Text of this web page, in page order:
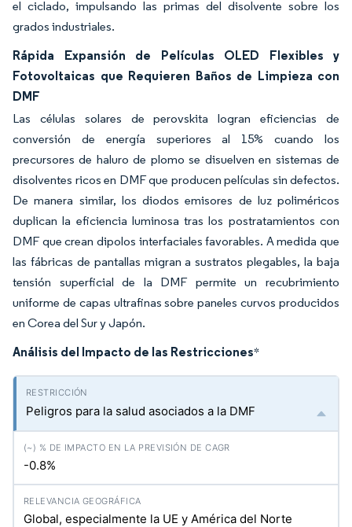
el ciclado, impulsando las primas del disolvente sobre los
grados industriales.
Rápida Expansión de Películas OLED Flexibles y
Fotovoltaicas que Requieren Baños de Limpieza con
DMF
Las células solares de perovskita logran eficiencias de
conversión de energía superiores al 15% cuando los
precursores de haluro de plomo se disuelven en sistemas de
disolventes ricos en DMF que producen películas sin defectos.
De manera similar, los diodos emisores de luz poliméricos
duplican la eficiencia luminosa tras los postratamientos con
DMF que crean dipolos interfaciales favorables. A medida que
las fábricas de pantallas migran a sustratos plegables, la baja
tensión superficial de la DMF permite un recubrimiento
uniforme de capas ultrafinas sobre paneles curvos producidos
en Corea del Sur y Japón.
Análisis del Impacto de las Restricciones*
Peligros para la salud asociados a la DMF
-0.8%
Global, especialmente la UE y América del Norte